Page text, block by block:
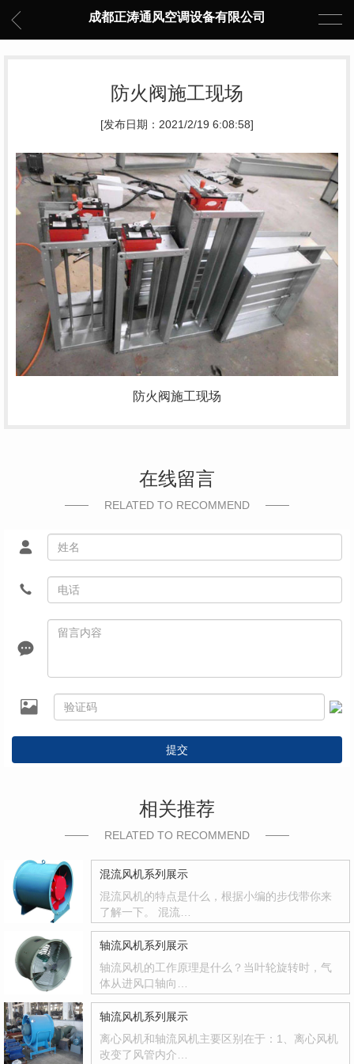
成都正涛通风空调设备有限公司
防火阀施工现场
[发布日期：2021/2/19 6:08:58]
防火阀施工现场
在线留言
RELATED TO RECOMMEND
提交
相关推荐
RELATED TO RECOMMEND
混流风机系列展示
混流风机的特点是什么，根据小编的步伐带你来
了解一下。 混流…
轴流风机系列展示
轴流风机的工作原理是什么？当叶轮旋转时，气
体从进风口轴向…
轴流风机系列展示
离心风机和轴流风机主要区别在于：1、离心风机
改变了风管内介…